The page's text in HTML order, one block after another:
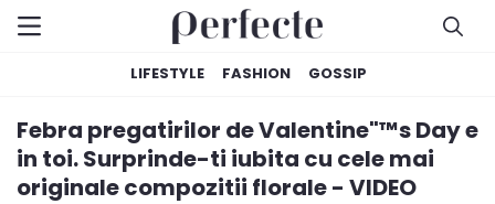
LIFESTYLE FASHION GOSSIP
Febra pregatirilor de Valentine"™s Day e
in toi. Surprinde-ti iubita cu cele mai
originale compozitii florale - VIDEO